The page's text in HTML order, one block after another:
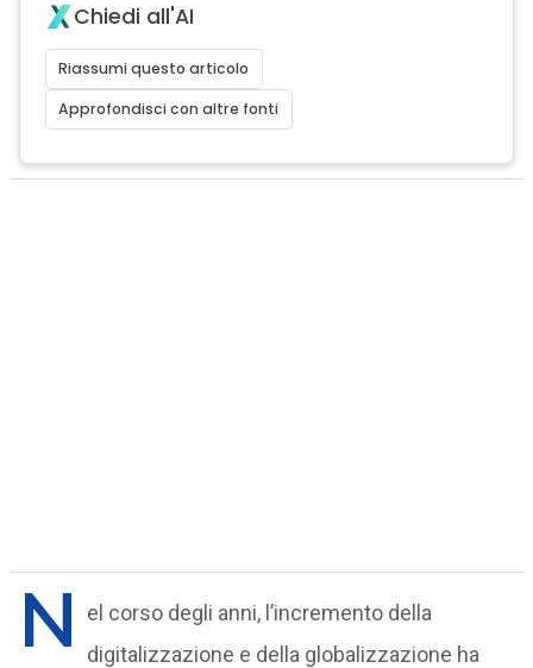
Chiedi all'AI
Riassumi questo articolo
Approfondisci con altre fonti
N
el corso degli anni, l’incremento della
digitalizzazione e della globalizzazione ha